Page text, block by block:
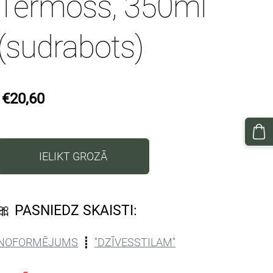
€20,60
IELIKT GROZĀ
PASNIEDZ SKAISTI:
┋ ''DZĪVESSTILAM''